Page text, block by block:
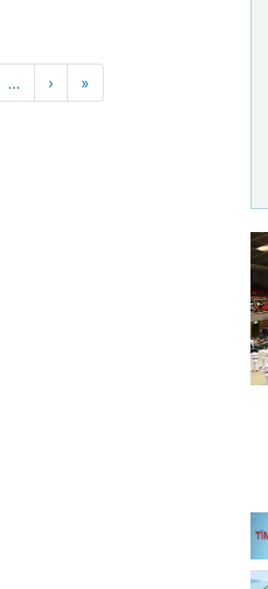
… › Next
page
»
page